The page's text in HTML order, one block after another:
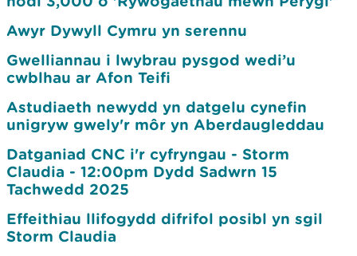
Awyr Dywyll Cymru yn serennu
Gwelliannau i lwybrau pysgod wedi’u
cwblhau ar Afon Teifi
Astudiaeth newydd yn datgelu cynefin
unigryw gwely'r môr yn Aberdaugleddau
Datganiad CNC i'r cyfryngau - Storm
Claudia - 12:00pm Dydd Sadwrn 15
Tachwedd 2025
Effeithiau llifogydd difrifol posibl yn sgil
Storm Claudia